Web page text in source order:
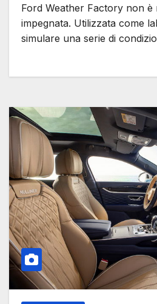
Ford Weather Factory non è
impegnata. Utilizzata come
simulare una serie di